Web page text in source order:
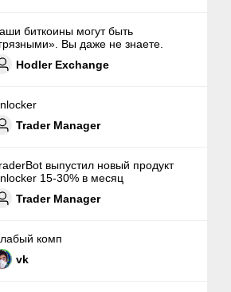
биткоины могут быть
Вы даже не знаете.
Hodler Exchange
Trader Manager
выпустил новый продукт
15-30% в месяц
Trader Manager
комп
vk